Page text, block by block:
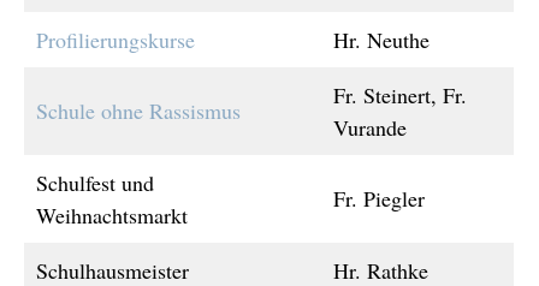
Profilierungskurse
Hr. Neuthe
Schule ohne Rassismus
Fr. Steinert, Fr.
Vurande
Schulfest und
Weihnachtsmarkt
Fr. Piegler
Schulhausmeister
Hr. Rathke